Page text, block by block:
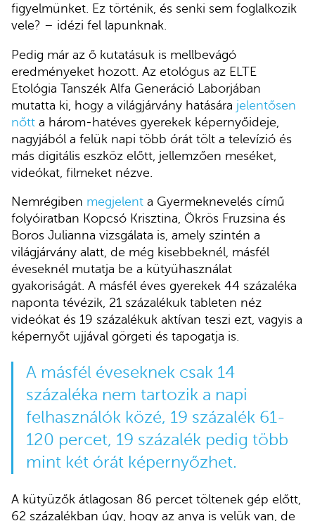
figyelmünket. Ez történik, és senki sem foglalkozik
vele? – idézi fel lapunknak.
Pedig már az ő kutatásuk is mellbevágó
eredményeket hozott. Az etológus az ELTE
Etológia Tanszék Alfa Generáció Laborjában
mutatta ki, hogy a világjárvány hatására jelentősen
nőtt a három-hatéves gyerekek képernyőideje,
nagyjából a felük napi több órát tölt a televízió és
más digitális eszköz előtt, jellemzően meséket,
videókat, filmeket nézve.
Nemrégiben megjelent a Gyermeknevelés című
folyóiratban Kopcsó Krisztina, Ökrös Fruzsina és
Boros Julianna vizsgálata is, amely szintén a
világjárvány alatt, de még kisebbeknél, másfél
éveseknél mutatja be a kütyühasználat
gyakoriságát. A másfél éves gyerekek 44 százaléka
naponta tévézik, 21 százalékuk tableten néz
videókat és 19 százalékuk aktívan teszi ezt, vagyis a
képernyőt ujjával görgeti és tapogatja is.
A másfél éveseknek csak 14
százaléka nem tartozik a napi
felhasználók közé, 19 százalék 61-
120 percet, 19 százalék pedig több
mint két órát képernyőzhet.
A kütyüzők átlagosan 86 percet töltenek gép előtt,
62 százalékban úgy, hogy az anya is velük van, de